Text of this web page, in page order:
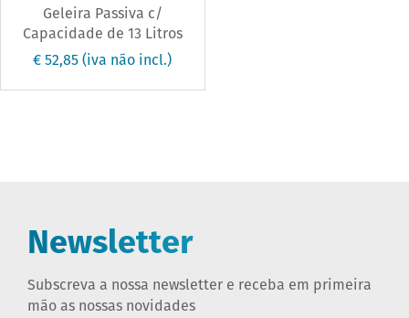
Geleira Passiva c/
Capacidade de 13 Litros
€ 52,85(iva não incl.)
Newsletter
Subscreva a nossa newsletter e receba em primeira
mão as nossas novidades